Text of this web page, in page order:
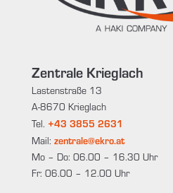
Zentrale Krieglach
Lastenstraße 13
A-8670 Krieglach
Tel. +43 3855 2631
Mail: zentrale@ekro.at
Mo – Do: 06.00 – 16.30 Uhr
Fr: 06.00 – 12.00 Uhr